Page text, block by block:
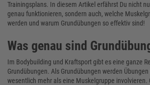
Trainingsplans. In diesem Artikel erfährst Du nicht
genau funktionieren, sondern auch, welche
werden und warum Grundübungen so effektiv sind!
Was genau sind
Im Bodybuilding und Kraftsport gibt es eine ganze
Grundübungen. Als Grundübungen werden
wesentlich mehr als eine Muskelgruppe involvieren.